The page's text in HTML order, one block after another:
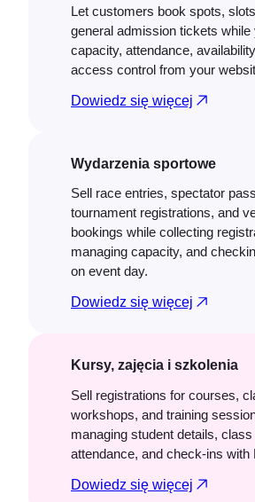
Let customers book spots,
general admission tickets while
capacity, attendance,
access control from your
Dowiedz się więcej
Wydarzenia sportowe
Sell race entries, spectator
tournament registrations, and
bookings while collecting
managing capacity, and
on event day.
Dowiedz się więcej
Kursy, zajęcia i szkolenia
Sell registrations for courses,
workshops, and training
managing student details,
attendance, and check-ins with
Dowiedz się więcej